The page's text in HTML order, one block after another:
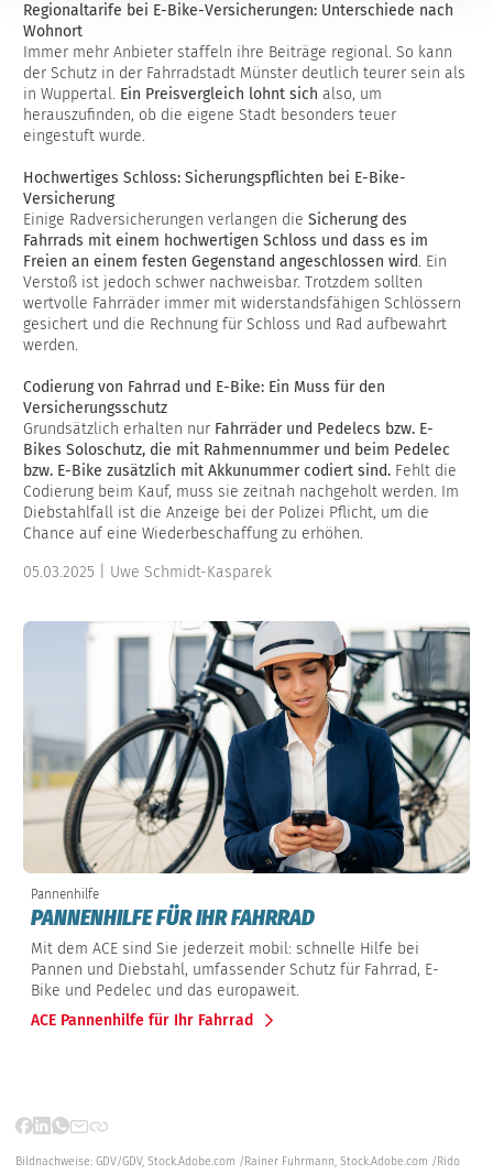
Regionaltarife bei E-Bike-Versicherungen: Unterschiede nach
Wohnort
Immer mehr Anbieter staffeln ihre Beiträge regional. So kann
der Schutz in der Fahrradstadt Münster deutlich teurer sein als
in Wuppertal. Ein Preisvergleich lohnt sich also, um
herauszufinden, ob die eigene Stadt besonders teuer
eingestuft wurde.
Hochwertiges Schloss: Sicherungspflichten bei E-Bike-
Versicherung
Einige Radversicherungen verlangen die Sicherung des
Fahrrads mit einem hochwertigen Schloss und dass es im
Freien an einem festen Gegenstand angeschlossen wird. Ein
Verstoß ist jedoch schwer nachweisbar. Trotzdem sollten
wertvolle Fahrräder immer mit widerstandsfähigen Schlössern
gesichert und die Rechnung für Schloss und Rad aufbewahrt
werden.
Codierung von Fahrrad und E-Bike: Ein Muss für den
Versicherungsschutz
Grundsätzlich erhalten nur Fahrräder und Pedelecs bzw. E-
Bikes Soloschutz, die mit Rahmennummer und beim Pedelec
bzw. E-Bike zusätzlich mit Akkunummer codiert sind. Fehlt die
Codierung beim Kauf, muss sie zeitnah nachgeholt werden. Im
Diebstahlfall ist die Anzeige bei der Polizei Pflicht, um die
Chance auf eine Wiederbeschaffung zu erhöhen.
05.03.2025 | Uwe Schmidt-Kasparek
Pannenhilfe
PANNENHILFE FÜR IHR FAHRRAD
Mit dem ACE sind Sie jederzeit mobil: schnelle Hilfe bei
Pannen und Diebstahl, umfassender Schutz für Fahrrad, E-
Bike und Pedelec und das europaweit.
ACE Pannenhilfe für Ihr Fahrrad
Bildnachweise: GDV/GDV, Stock.Adobe.com /Rainer Fuhrmann, Stock.Adobe.com /Rido